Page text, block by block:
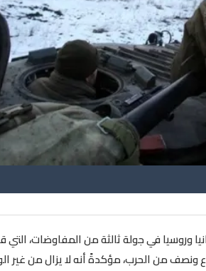
وروسيا في جولة ثالثة من المفاوضات، التي
ونصف من الحرب، مؤكدةً أنه لا يزال من غير